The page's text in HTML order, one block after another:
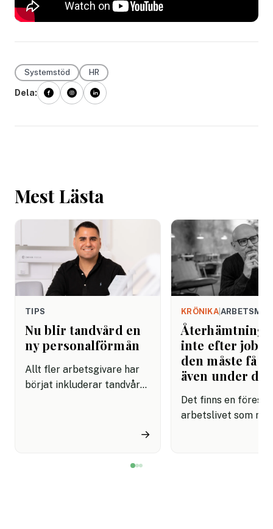
Systemstöd HR
Dela:
Mest Lästa
TIPS
Nu blir tandvård en
ny personalförmån
Allt fler arbetsgivare har
börjat inkluderar tandvård i
miljon svenskar uppger att
→
KRÖNIKA|
Återhämtning
inte efter
den måste få
även under
Det finns en
arbetslivet som